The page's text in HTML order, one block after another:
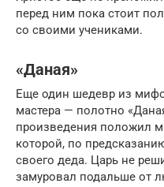
перед ним пока стоит
со своими учениками.
«Даная»
Еще один шедевр из
мастера — полотно
произведения положил
которой, по
своего деда. Царь не
замуровал подальше от